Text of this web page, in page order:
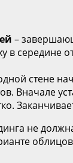
–
в середине
стене
Вначале
не